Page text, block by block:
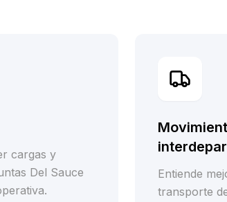
cargas y
Del Sauce
Entiende
transporte